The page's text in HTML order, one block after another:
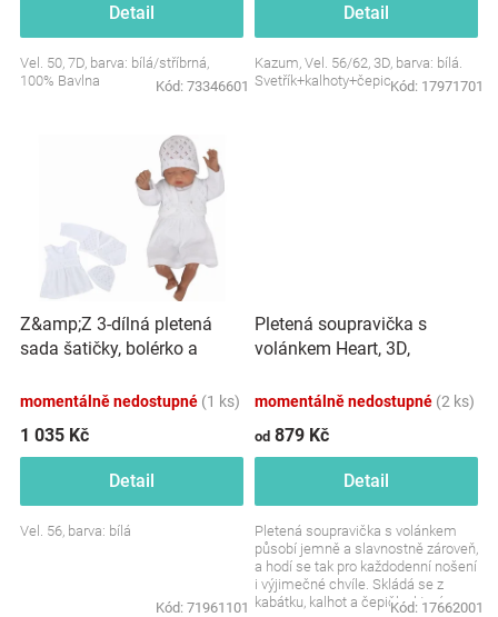
Přihlášení
Detail
Vel. 50, 7D, barva: bílá/stříbrná,
100% Bavlna
Kód: 73346601
Detail
Kazum, Vel. 56/62, 3D, barva: bílá.
Svetřík+kalhoty+čepice.Kód: 17971701
Z&amp;Z 3-dílná pletená
sada šatičky, bolérko a
momentálně nedostupné (1 ks)
1 035 Kč
Detail
Vel. 56, barva: bílá
Kód: 71961101
Pletená soupravička s
volánkem Heart, 3D,
růžová/béžová
momentálně nedostupné (2 ks)
od 879 Kč
Detail
Pletená soupravička s volánkem
působí jemně a slavnostně zároveň,
a hodí se tak pro každodenní nošení
i výjimečné chvíle. Skládá se z
kabátku, kalhot a čepičky, které
Kód: 17662001